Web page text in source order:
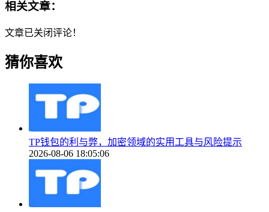
相关文章：
文章已关闭评论！
猜你喜欢
TP钱包的利与弊，加密领域的实用工具与风险提示
2026-08-06 18:05:06